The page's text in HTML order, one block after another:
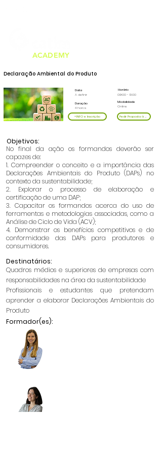
ACADEMY
Declaração Ambiental do Produto
Data
A definir
Duração
4 horas
+INFO e Inscrição
Horário
09:00 - 13:00
Modalidade
Online
Pedir Proposta à Medida
Objetivos:
No final da ação os formandos deverão ser
capazes de:
1. Compreender o conceito e a importância das
Declarações Ambientais do Produto (DAPs) no
contexto da sustentabilidade;
2. Explorar o processo de elaboração e
certificação de uma DAP;
3. Capacitar os formandos acerca do uso de
ferramentas e metodologias associadas, como a
Análise de Ciclo de Vida (ACV);
4. Demonstrar os benefícios competitivos e de
conformidade das DAPs para produtores e
consumidores.
Destinatários:
Quadros médios e superiores de empresas com
responsabilidades na área da sustentabilidade
Profissionais e estudantes que pretendam
aprender a elaborar Declarações Ambientais do
Produto
Formador(es):